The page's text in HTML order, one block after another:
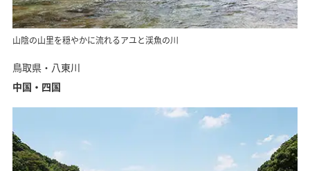
山陰の山里を穏やかに流れるアユと渓魚の川
鳥取県・八東川
中国・四国